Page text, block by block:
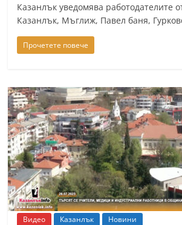
Казанлък уведомява работодателите
Казанлък, Мъглиж, Павел баня,
Прочетете повече
Видео Казанлък Новини